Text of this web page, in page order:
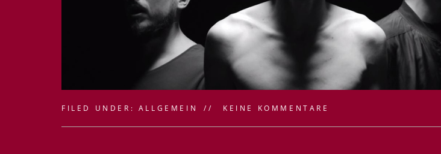
FILED UNDER: ALLGEMEIN
KEINE KOMMENTARE